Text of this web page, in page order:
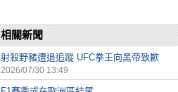
相關新聞
射殺野豬遭退追蹤 UFC拳王向黑帝致歉
2026/07/30 13:49